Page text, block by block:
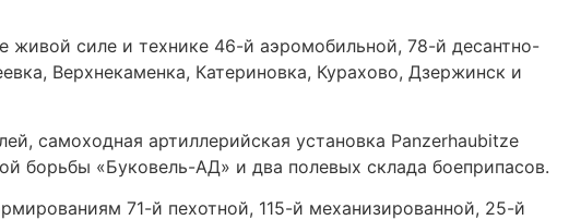
силе и технике 46-й аэромобильной, 78-й десантно-
Верхнекаменка, Катериновка, Курахово, Дзержинск и
самоходная артиллерийская установка Panzerhaubitze
борьбы «Буковель-АД» и два полевых склада боеприпасов.
71-й пехотной, 115-й механизированной, 25-й